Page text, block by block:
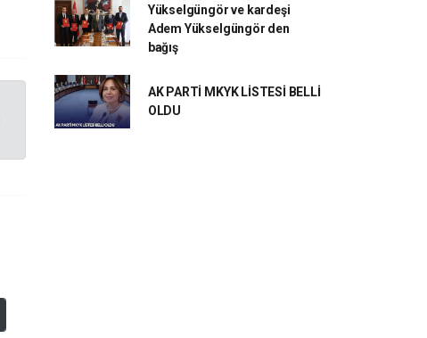
Yükselgüngör ve kardeşi
Adem Yükselgüngör den
bağış
AK PARTİ MKYK LİSTESİ BELLİ
OLDU